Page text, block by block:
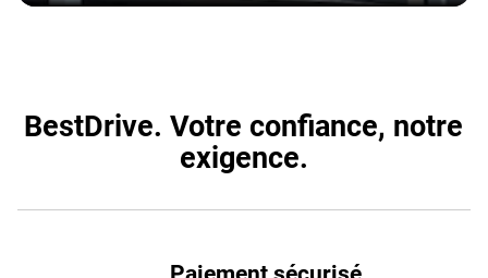
BestDrive. Votre confiance, notre
exigence.